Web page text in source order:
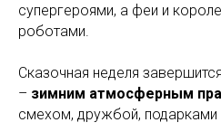
супергероями, а феи и
роботами.
Сказочная неделя
– зимним атмосферным
смехом, дружбой, подарками